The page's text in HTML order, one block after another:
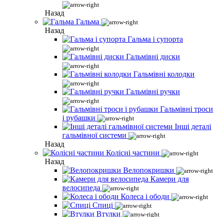
Назад
Гальма
Назад
Гальма і супорта
Гальмівні диски
Гальмівні колодки
Гальмівні ручки
Гальмівні троси
і рубашки
Інші деталі
гальмівної системи
Назад
Колісні частини
Назад
Велопокришки
Камери для
велосипеда
Колеса і ободи
Спиці
Втулки